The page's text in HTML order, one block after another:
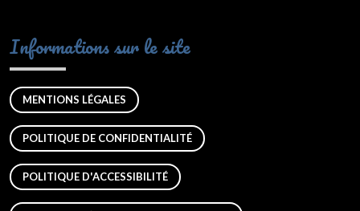
Informations sur le site
MENTIONS LÉGALES
POLITIQUE DE CONFIDENTIALITÉ
POLITIQUE D'ACCESSIBILITÉ